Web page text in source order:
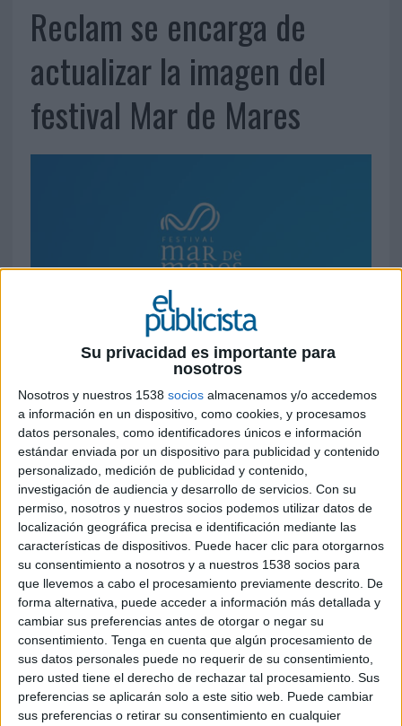
Su privacidad es importante para
nosotros
Nosotros y nuestros 1538 socios almacenamos y/o accedemos
a información en un dispositivo, como cookies, y procesamos
datos personales, como identificadores únicos e información
estándar enviada por un dispositivo para publicidad y contenido
personalizado, medición de publicidad y contenido,
investigación de audiencia y desarrollo de servicios. Con su
permiso, nosotros y nuestros socios podemos utilizar datos de
localización geográfica precisa e identificación mediante las
características de dispositivos. Puede hacer clic para otorgarnos
su consentimiento a nosotros y a nuestros 1538 socios para
que llevemos a cabo el procesamiento previamente descrito. De
forma alternativa, puede acceder a información más detallada y
cambiar sus preferencias antes de otorgar o negar su
consentimiento. Tenga en cuenta que algún procesamiento de
sus datos personales puede no requerir de su consentimiento,
pero usted tiene el derecho de rechazar tal procesamiento. Sus
preferencias se aplicarán solo a este sitio web. Puede cambiar
sus preferencias o retirar su consentimiento en cualquier
Reclam se encarga de
actualizar la imagen del
festival Mar de Mares
22 DE OCTUBRE DE 2019
La agencia gallega se ha encargado de toda
la vertiente de branding y comunicación del
certamen este año
Mar de Mares es un festival que se celebra
anualmente en Galicia y que celebra la riqueza y
la vida de los océanos. "El futuro del planeta tiene
que ser azul y con este festival, concienciamos a la
gente de manera inspiradora mediante el arte, la
cultura, el activismo y el emprendimiento",
destacan sus responsables. Y bajo esta premisa se
ha amparado la agencia Reclam para
conceptualizar toda la campaña de imagen y las
acciones promocionales del festival para 2019 (el
certamen tuvo lugar del 18 al 22 de septiembre
en A Coruña).